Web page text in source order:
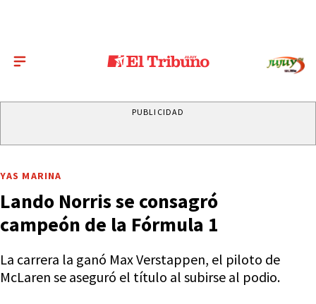
PUBLICIDAD
YAS MARINA
Lando Norris se consagró
campeón de la Fórmula 1
La carrera la ganó Max Verstappen, el piloto de
McLaren se aseguró el título al subirse al podio.